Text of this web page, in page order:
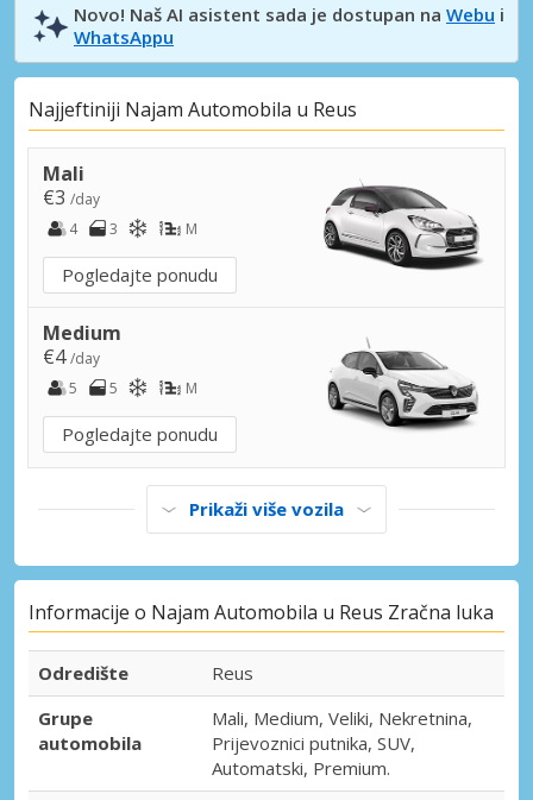
Novo! Naš AI asistent sada je dostupan na Webu i
WhatsAppu
Najjeftiniji Najam Automobila u Reus
Mali
€3 /day
4
3 M
Pogledajte ponudu
Medium
€4/day
5
5 M
Pogledajte ponudu
Prikaži više vozila
Informacije o Najam Automobila u Reus Zračna luka
Odredište
Reus
Grupe
automobila
Mali, Medium, Veliki, Nekretnina,
Prijevoznici putnika, SUV,
Automatski, Premium.